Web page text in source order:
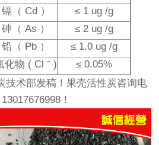
镉（ Cd ）
≤ 1 ug /g
砷（ As ）
≤ 2 ug /g
铅（ Pb ）
≤ 1.0 ug /g
化物 ( Cl ˉ )
≤ 0.05%
技术部发稿！果壳活性炭咨询电
！